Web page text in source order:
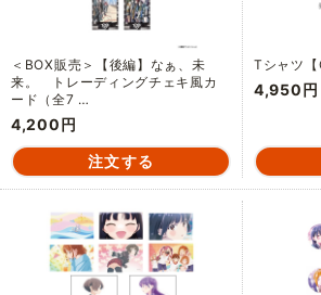
＜BOX販売＞【後編】なぁ、未
来。 トレーディングチェキ風カ
ード（全7 …
4,200円
Tシャツ【
4,950円